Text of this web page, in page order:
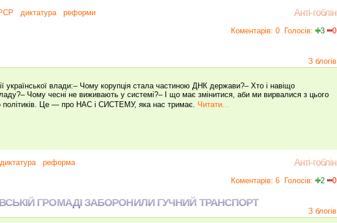
диктатура реформи Анті-гоблін
Коментарів: 0 Голосів: 3 0
З блогів
української влади:– Чому корупція стала частиною ДНК держави?– Хто і навіщо
Чому чесні не виживають у системі?– І що має змінитися, аби ми вирвалися з цього
Це — про НАС і СИСТЕМУ, яка нас тримає. Читати...
диктатура реформа Анті-гоблін
Коментарів: 6 Голосів: 2 0
ГРОМАДІ ЗАБОРОНИЛИ ГУЧНИЙ ТРАНСПОРТ
З блогів